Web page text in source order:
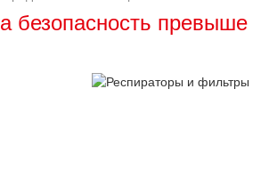
безопасность превыше